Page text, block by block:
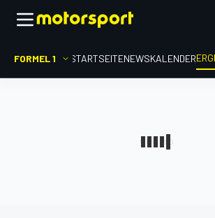
FORMEL 1 STARTSEITENEWSKALENDER